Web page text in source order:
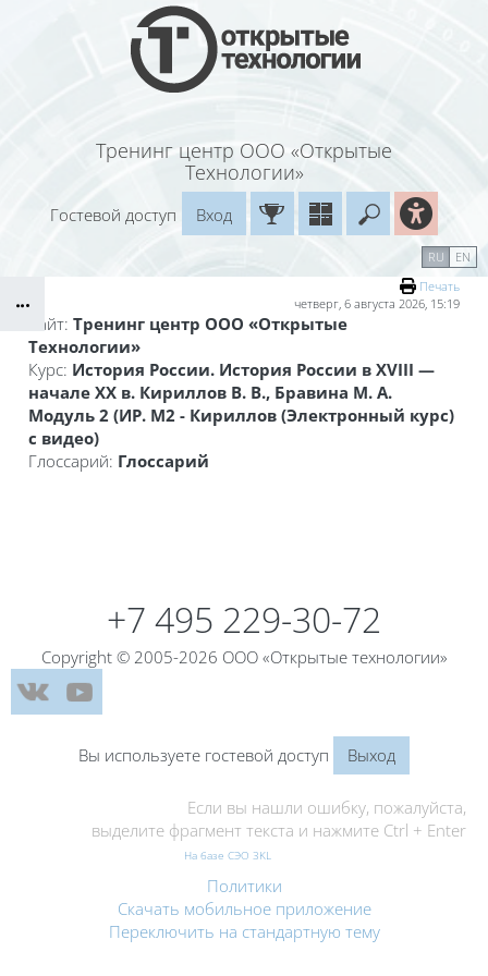
Перейти к основному содержанию
Тренинг центр ООО «Открытые
Технологии»
Введите
Гостевой доступ
Вход
Маршрут внедрения
RU EN
Печать
четверг, 6 августа 2026, 15:19
Сайт: Тренинг центр ООО «Открытые
Технологии»
Курс: История России. История России в XVIII —
начале XX в. Кириллов В. В., Бравина М. А.
Модуль 2 (ИР. М2 - Кириллов (Электронный курс)
с видео)
Глоссарий: Глоссарий
+7 495 229-30-72
Copyright © 2005-2026 ООО «Открытые технологии»
Вы используете гостевой доступ Выход
Если вы нашли ошибку, пожалуйста,
выделите фрагмент текста и нажмите Ctrl + Enter
На базе СЭО 3KL
Политики
Скачать мобильное приложение
Переключить на стандартную тему